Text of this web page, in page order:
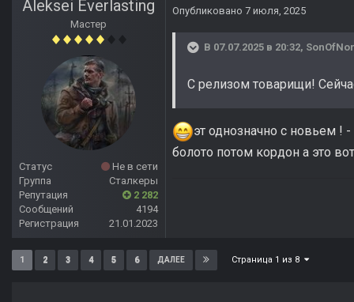
Aleksei Everlasting
Мастер
Статус
Не в сети
Группа
Сталкеры
Репутация
2 282
Сообщений
4194
Регистрация
21.01.2023
Опубликовано 7 июля, 2025
В 07.07.2025 в 20:32,
С релизом товарищи!
эт однозначно с новьем
болото потом кордон а это
1 2 3 4 5 6 ДАЛЕЕ Страница 1 из 8